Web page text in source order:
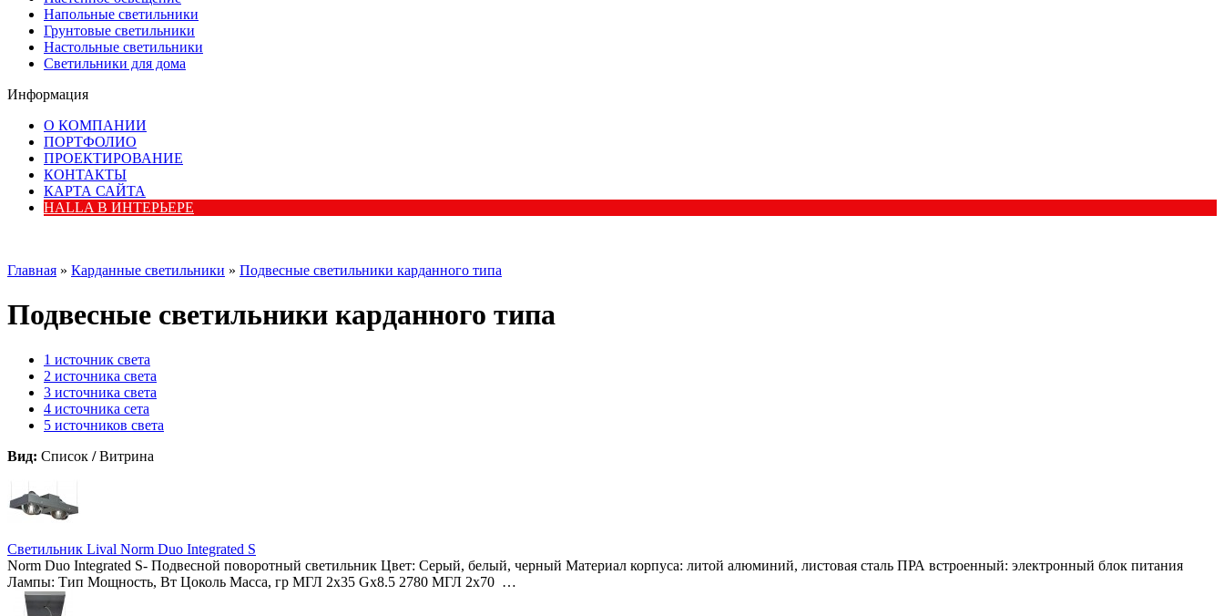
Напольные светильники
Грунтовые светильники
Настольные светильники
Светильники для дома
Информация
О КОМПАНИИ
ПОРТФОЛИО
ПРОЕКТИРОВАНИЕ
КОНТАКТЫ
КАРТА САЙТА
HALLA В ИНТЕРЬЕРЕ
Главная » Карданные светильники » Подвесные светильники карданного типа
Подвесные светильники карданного типа
1 источник света
2 источника света
3 источника света
4 источника сета
5 источников света
Вид: Список / Витрина
Светильник Lival Norm Duo Integrated S
Norm Duo Integrated S- Подвесной поворотный светильник Цвет: Серый, белый, черный Материал корпуса: литой алюминий, листовая сталь ПРА встроенный: электронный блок питания
Лампы: Тип Мощность, Вт Цоколь Масса, гр МГЛ 2x35 Gx8.5 2780 МГЛ 2x70 …